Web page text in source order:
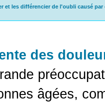
et les différencier de l'oubli causé
des
âgées,